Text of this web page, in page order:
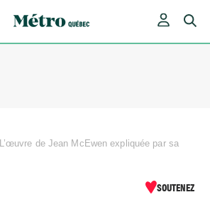
L’œuvre de Jean McEwen expliquée par sa
SOUTENEZ